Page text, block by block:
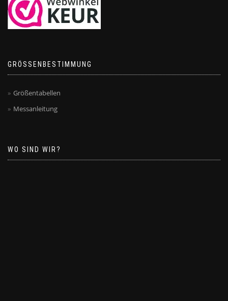
GRÖSSENBESTIMMUNG
Größentabellen
Messanleitung
WO SIND WIR?